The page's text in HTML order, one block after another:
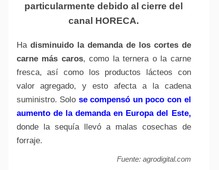
particularmente debido al cierre del
canal HORECA.
Ha disminuido la demanda de los cortes de
carne más caros, como la ternera o la carne
fresca, así como los productos lácteos con
valor agregado, y esto afecta a la cadena
suministro. Solo se compensó un poco con el
aumento de la demanda en Europa del Este,
donde la sequía llevó a malas cosechas de
forraje.
Fuente: agrodigital.com